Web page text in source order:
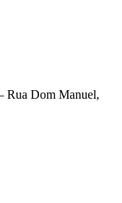
Rua Dom Manuel,